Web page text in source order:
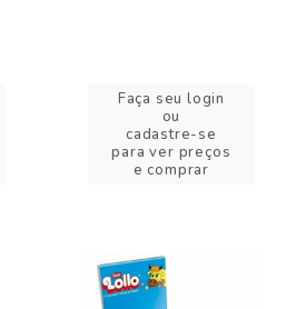
Faça seu login
ou
cadastre-se
para ver preços
e comprar